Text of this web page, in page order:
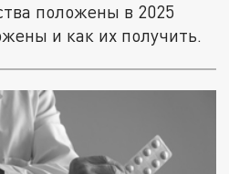
положены в 2025
и как их получить.